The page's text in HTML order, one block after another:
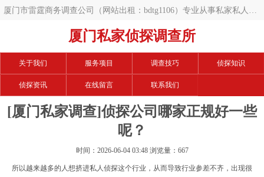
厦门市雷霆商务调查公司（网站出租：bdtg1106）专业从事私家私人调
查服务咨询服务平台。​厦门正规可靠的商务调查公司、私人调查公司、​
厦门私家侦探调查所
关于我们 服务项目 调查技巧 侦探知识
侦探资讯 在线留言 联系我们
[厦门私家调查]侦探公司哪家正规好一些
呢？
时间：2026-06-04 03:48 浏览量：667
所以越来越多的人想挤进私人侦探这个行业，从而导致行业参差不齐，出现很